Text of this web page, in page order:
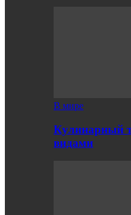
В мире
Кулинарный
видами